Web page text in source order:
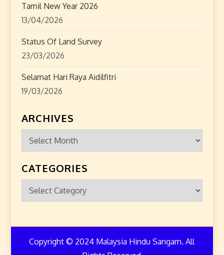
Tamil New Year 2026
13/04/2026
Status Of Land Survey
23/03/2026
Selamat Hari Raya Aidilfitri
19/03/2026
ARCHIVES
Archives
CATEGORIES
Categories
Copyright © 2024 Malaysia Hindu Sangam. All